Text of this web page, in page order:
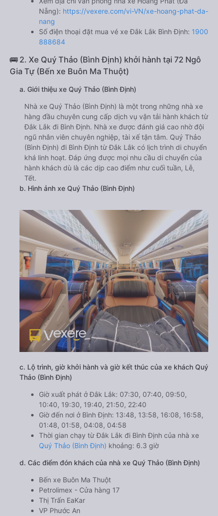
Nẵng): https://vexere.com/vi-VN/xe-hoang-phat-da-
nang
Số điện thoại đặt mua vé xe Đắk Lắk Bình Định: 1900
888684
🚌 2. Xe Quý Thảo (Bình Định) khởi hành tại 72 Ngô
Gia Tự (Bến xe Buôn Ma Thuột)
a. Giới thiệu xe Quý Thảo (Bình Định)
Nhà xe Quý Thảo (Bình Định) là một trong những nhà xe
hàng đầu chuyên cung cấp dịch vụ vận tải hành khách từ
Đắk Lắk đi Bình Định. Nhà xe được đánh giá cao nhờ đội
ngũ nhân viên chuyên nghiệp, tài xế tận tâm. Quý Thảo
(Bình Định) đi Bình Định từ Đắk Lắk có lịch trình di chuyển
khá linh hoạt. Đáp ứng được mọi nhu cầu di chuyển của
hành khách dù là các dịp cao điểm như cuối tuần, Lễ,
Tết.
b. Hình ảnh xe Quý Thảo (Bình Định)
c. Lộ trình, giờ khởi hành và giờ kết thúc của xe khách Quý
Thảo (Bình Định)
Giờ xuất phát ở Đắk Lắk: 07:30, 07:40, 09:50,
10:40, 19:30, 19:40, 21:50, 22:40
Giờ đến nơi ở Bình Định: 13:48, 13:58, 16:08, 16:58,
01:48, 01:58, 04:08, 04:58
Thời gian chạy từ Đắk Lắk đi Bình Định của nhà xe
Quý Thảo (Bình Định) khoảng: 6.3 giờ
d. Các điểm đón khách của nhà xe Quý Thảo (Bình Định)
Bến xe Buôn Ma Thuột
Petrolimex - Cửa hàng 17
Thị Trấn EaKar
VP Phước An